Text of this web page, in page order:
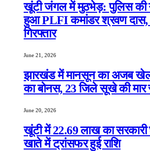
खूंटी जंगल में मुठभेड़: पुलिस की
हुआ PLFI कमांडर श्रवण दास,
गिरफ्तार
June 21, 2026
झारखंड में मानसून का अजब खेल:
का बोनस, 23 जिले सूखे की मार
June 20, 2026
खूंटी में 22.69 लाख का सरकारी
खाते में ट्रांसफर हुई राशि